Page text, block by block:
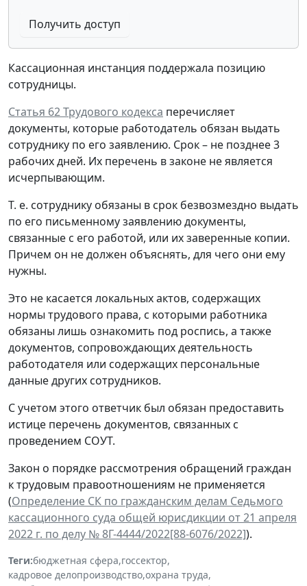
Получить доступ
Кассационная инстанция поддержала позицию
сотрудницы.
Статья 62 Трудового кодекса перечисляет
документы, которые работодатель обязан выдать
сотруднику по его заявлению. Срок – не позднее 3
рабочих дней. Их перечень в законе не является
исчерпывающим.
Т. е. сотруднику обязаны в срок безвозмездно выдать
по его письменному заявлению документы,
связанные с его работой, или их заверенные копии.
Причем он не должен объяснять, для чего они ему
нужны.
Это не касается локальных актов, содержащих
нормы трудового права, с которыми работника
обязаны лишь ознакомить под роспись, а также
документов, сопровождающих деятельность
работодателя или содержащих персональные
данные других сотрудников.
С учетом этого ответчик был обязан предоставить
истице перечень документов, связанных с
проведением СОУТ.
Закон о порядке рассмотрения обращений граждан
к трудовым правоотношениям не применяется
(Определение СК по гражданским делам Седьмого
кассационного суда общей юрисдикции от 21 апреля
2022 г. по делу № 8Г-4444/2022[88-6076/2022]).
Теги:бюджетная сфера,госсектор,
кадровое делопроизводство,охрана труда,